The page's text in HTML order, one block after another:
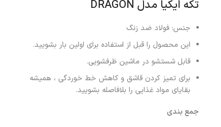
تکه ایکیا مدل DRAGON
جنس: فولاد ضد زنگ
این محصول را قبل از استفاده برای اولین بار بشویید.
قابل شستشو در ماشین ظرفشویی.
برای تمیز کردن قاشق و کاهش خط خوردگی ، همیشه
بقایای مواد غذایی را بلافاصله بشویید.
جمع بندی